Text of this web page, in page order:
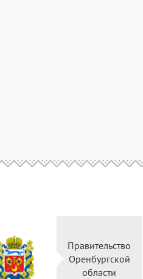
Правительство
Оренбургской
области